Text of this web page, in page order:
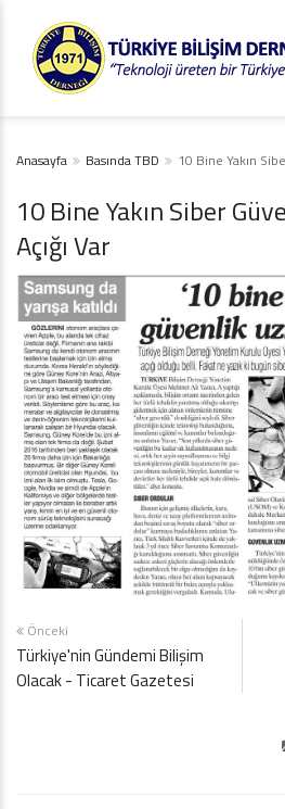
Anasayfa Basında TBD 10 Bine Yakın
10 Bine Yakın Siber
Açığı Var
Önceki
Türkiye'nin Gündemi Bilişim
Olacak - Ticaret Gazetesi